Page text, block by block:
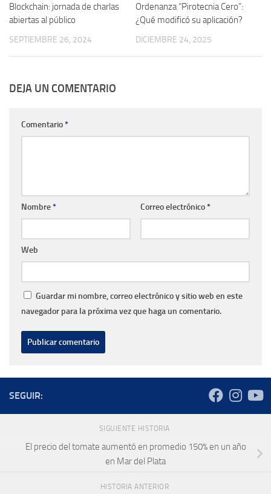
Blockchain: jornada de charlas
abiertas al público
SEPTIEMBRE 26, 2024
Ordenanza “Pirotecnia Cero”:
¿Qué modificó su aplicación?
DICIEMBRE 24, 2025
DEJA UN COMENTARIO
Comentario*
Nombre* Correo electrónico*
Web
Guardar mi nombre, correo electrónico y sitio web en este
navegador para la próxima vez que haga un comentario.
SEGUIR:
SIGUIENTE HISTORIA
El precio del tomate aumentó en promedio 150% en un año
en Mar del Plata
HISTORIA ANTERIOR